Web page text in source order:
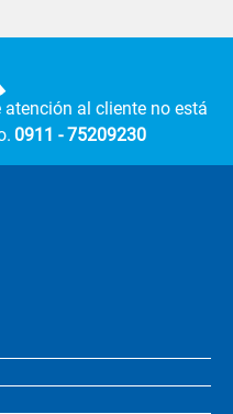
al cliente no está
0911 - 75209230